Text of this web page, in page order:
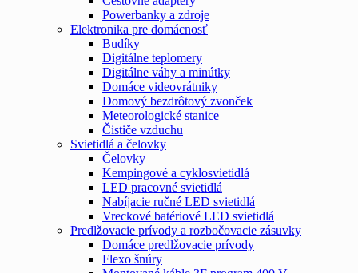
Powerbanky a zdroje
Elektronika pre domácnosť
Budíky
Digitálne teplomery
Digitálne váhy a minútky
Domáce videovrátniky
Domový bezdrôtový zvonček
Meteorologické stanice
Čističe vzduchu
Svietidlá a čelovky
Čelovky
Kempingové a cyklosvietidlá
LED pracovné svietidlá
Nabíjacie ručné LED svietidlá
Vreckové batériové LED svietidlá
Predlžovacie prívody a rozbočovacie zásuvky
Domáce predlžovacie prívody
Flexo šnúry